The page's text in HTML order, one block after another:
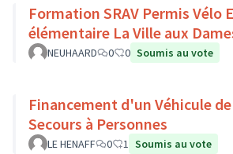
Formation SRAV Permis Vélo
élémentaire La Ville aux
NEUHAARD 0 0 Soumis au vote
Financement d'un Véhicule
Secours à Personnes
LE HENAFF 0 1 Soumis au vote